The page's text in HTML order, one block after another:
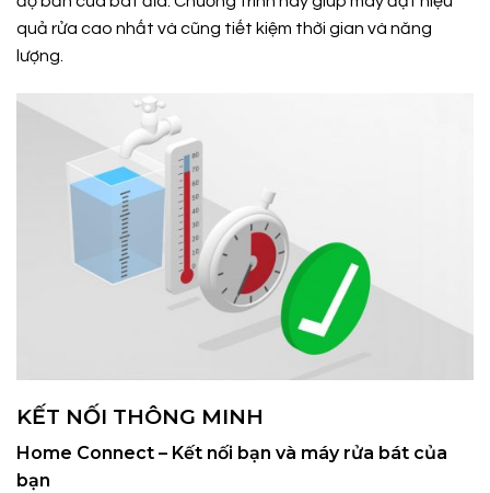
quả rửa cao nhất và cũng tiết kiệm thời gian và năng
lượng.
KẾT NỐI THÔNG MINH
Home Connect – Kết nối bạn và máy rửa bát của
bạn